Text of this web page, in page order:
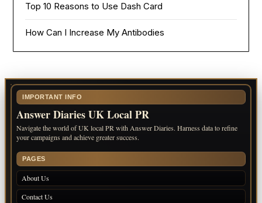
Top 10 Reasons to Use Dash Card
How Can I Increase My Antibodies
IMPORTANT INFO
Answer Diaries UK Local PR
Navigate the world of UK local PR with Answer Diaries. Harness data to refine
your campaigns and achieve greater success.
PAGES
About Us
Contact Us